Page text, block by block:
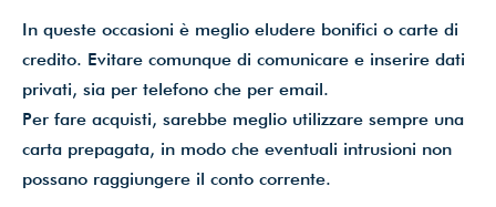
In queste occasioni è meglio eludere bonifici o carte di
credito. Evitare comunque di comunicare e inserire dati
privati, sia per telefono che per email.
Per fare acquisti, sarebbe meglio utilizzare sempre una
carta prepagata, in modo che eventuali intrusioni non
possano raggiungere il conto corrente.